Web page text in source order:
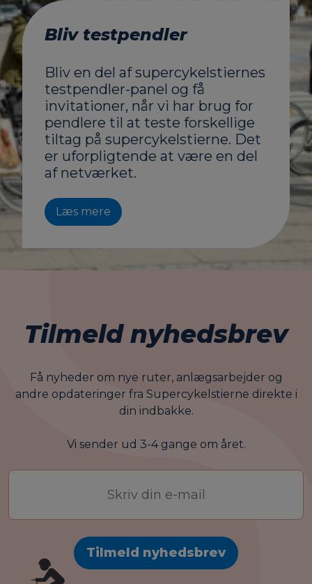
Bliv testpendler
Bliv en del af supercykelstiernes
testpendler-panel og få
invitationer, når vi har brug for
pendlere til at teste forskellige
tiltag på supercykelstierne. Det
er uforpligtende at være en del
af netværket.
Læs mere
Tilmeld nyhedsbrev
Få nyheder om nye ruter, anlægsarbejder og
andre opdateringer fra Supercykelstierne direkte i
din indbakke.
Vi sender ud 3-4 gange om året.
E-